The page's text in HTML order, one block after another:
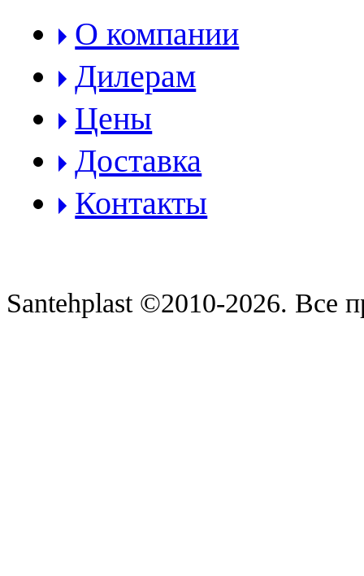
О компании
Дилерам
Цены
Доставка
Контакты
Santehplast ©2010-2026. Все